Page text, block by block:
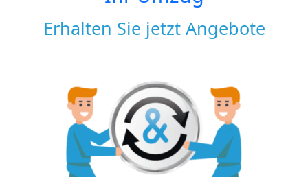
Erhalten Sie jetzt Angebote